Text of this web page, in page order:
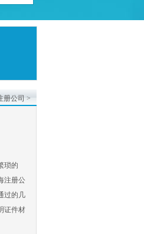
册公司 >
琐的
注册公
过的几
证件材